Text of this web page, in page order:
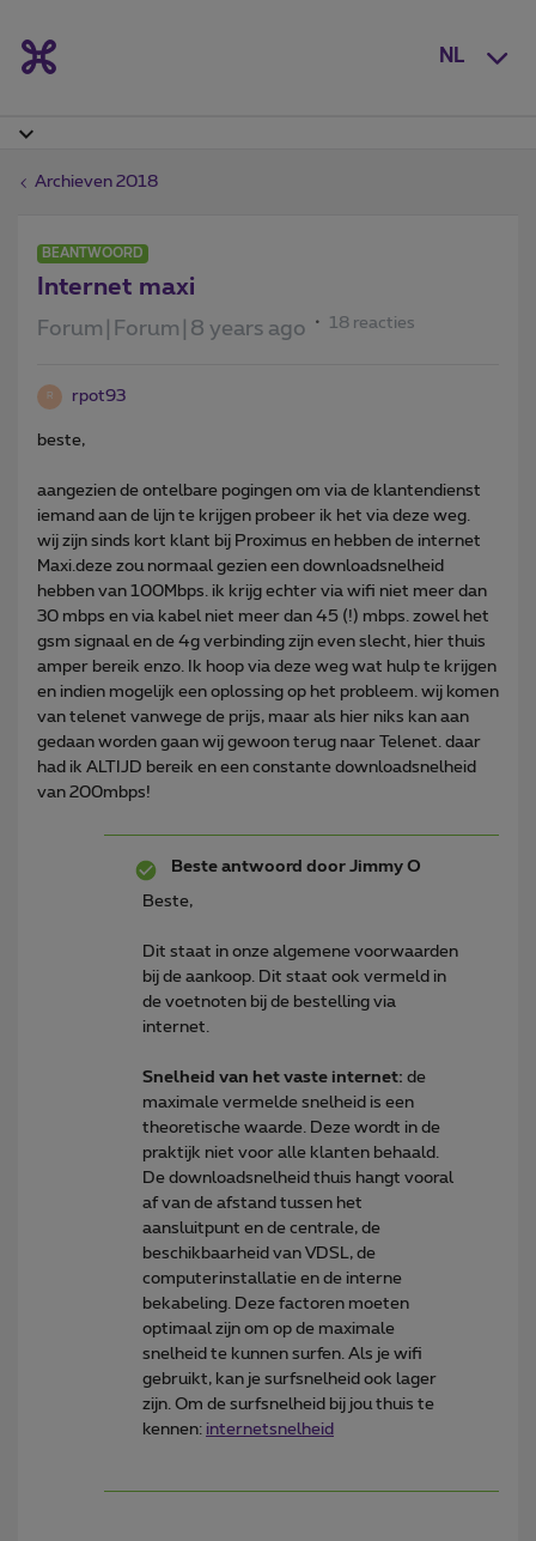
NL
Archieven 2018
BEANTWOORD
Internet maxi
Forum|Forum|8 years ago 18 reacties
R rpot93
beste,
aangezien de ontelbare pogingen om via de klantendienst
iemand aan de lijn te krijgen probeer ik het via deze weg.
wij zijn sinds kort klant bij Proximus en hebben de internet
Maxi.deze zou normaal gezien een downloadsnelheid
hebben van 100Mbps. ik krijg echter via wifi niet meer dan
30 mbps en via kabel niet meer dan 45 (!) mbps. zowel het
gsm signaal en de 4g verbinding zijn even slecht, hier thuis
amper bereik enzo. Ik hoop via deze weg wat hulp te krijgen
en indien mogelijk een oplossing op het probleem. wij komen
van telenet vanwege de prijs, maar als hier niks kan aan
gedaan worden gaan wij gewoon terug naar Telenet. daar
had ik ALTIJD bereik en een constante downloadsnelheid
van 200mbps!
Beste antwoord door Jimmy O
Beste,
Dit staat in onze algemene voorwaarden
bij de aankoop. Dit staat ook vermeld in
de voetnoten bij de bestelling via
internet.
Snelheid van het vaste internet: de
maximale vermelde snelheid is een
theoretische waarde. Deze wordt in de
praktijk niet voor alle klanten behaald.
De downloadsnelheid thuis hangt vooral
af van de afstand tussen het
aansluitpunt en de centrale, de
beschikbaarheid van VDSL, de
computerinstallatie en de interne
bekabeling. Deze factoren moeten
optimaal zijn om op de maximale
snelheid te kunnen surfen. Als je wifi
gebruikt, kan je surfsnelheid ook lager
zijn. Om de surfsnelheid bij jou thuis te
kennen: internetsnelheid